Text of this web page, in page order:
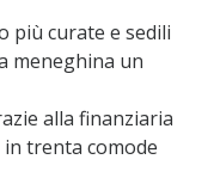
più curate e sedili
meneghina un
alla finanziaria
in trenta comode